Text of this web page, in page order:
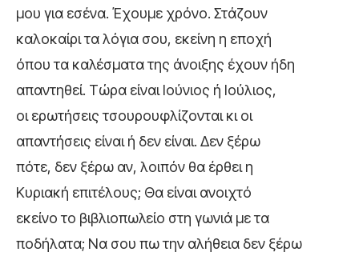
μου για εσένα. Έχουμε χρόνο. Στάζουν
καλοκαίρι τα λόγια σου, εκείνη η εποχή
όπου τα καλέσματα της άνοιξης έχουν ήδη
απαντηθεί. Τώρα είναι Ιούνιος ή Ιούλιος,
οι ερωτήσεις τσουρουφλίζονται κι οι
απαντήσεις είναι ή δεν είναι. Δεν ξέρω
πότε, δεν ξέρω αν, λοιπόν θα έρθει η
Κυριακή επιτέλους; Θα είναι ανοιχτό
εκείνο το βιβλιοπωλείο στη γωνιά με τα
ποδήλατα; Να σου πω την αλήθεια δεν ξέρω